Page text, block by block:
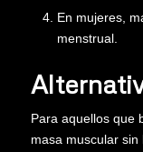
En mujeres,
menstrual.
Para aquellos que
masa muscular